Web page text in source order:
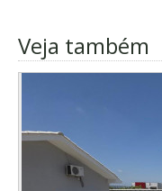
Veja também